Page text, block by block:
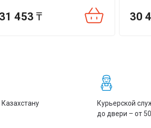
31 453 ₸ 30
Курьерской
до двери – от